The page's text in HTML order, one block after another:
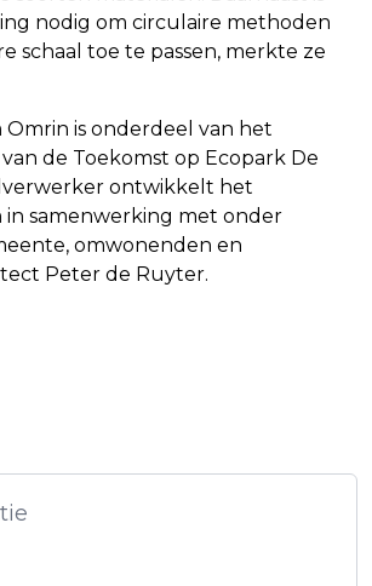
nodig om circulaire methoden
schaal toe te passen, merkte ze
is onderdeel van het
de Toekomst op Ecopark De
ontwikkelt het
samenwerking met onder
omwonenden en
Peter de Ruyter.
VAN MEER
VMBO-LEERLINGEN DAG